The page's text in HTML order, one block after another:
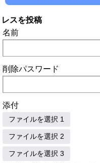
レスを投稿
名前
削除パスワード
添付
ファイルを選択 1
ファイルを選択 2
ファイルを選択 3